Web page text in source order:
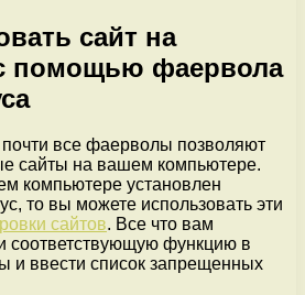
сайт на
помощью фаервола
все фаерволы позволяют
сайты на вашем компьютере.
компьютере установлен
то вы можете использовать эти
сайтов. Все что вам
соответствующую функцию в
и ввести список запрещенных